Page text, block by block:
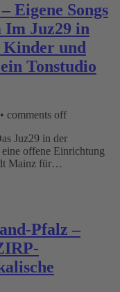
Eigene Songs
Im Juz29 in
Kinder und
Tonstudio
• comments off
Juz29 in der
offene Einrichtung
Mainz für…
Pfalz –